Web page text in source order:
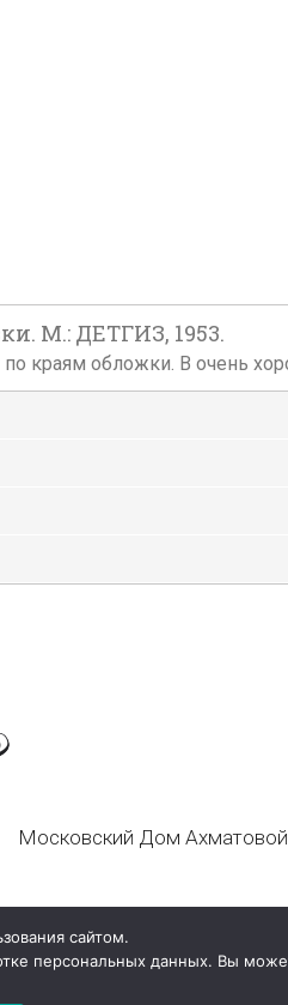
М.: ДЕТГИЗ, 1953.
краям обложки. В очень
Московский Дом Ахматовой
сайтом.
персональных данных. Вы